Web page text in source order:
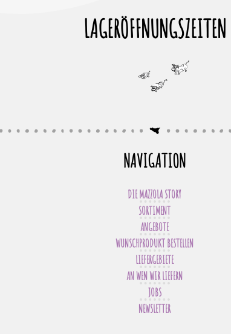
LAGERÖFFNUNGSZEITEN
NAVIGATION
DIE MAZZOLA STORY
SORTIMENT
ANGEBOTE
WUNSCHPRODUKT BESTELLEN
LIEFERGEBIETE
AN WEN WIR LIEFERN
JOBS
NEWSLETTER